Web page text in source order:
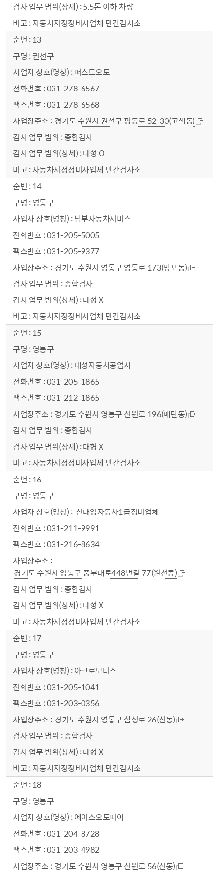
5.5톤 이하 차량
자동차지정정비사업체 민간검사소
13
권선구
퍼스트오토
031-278-6567
031-278-6568
경기도 수원시 권선구 평동로 52-30(고색동)
종합검사
대형 O
자동차지정정비사업체 민간검사소
14
영통구
남부자동차서비스
031-205-5005
031-205-9377
경기도 수원시 영통구 영통로 173(망포동)
종합검사
대형 X
자동차지정정비사업체 민간검사소
15
영통구
대성자동차공업사
031-205-1865
031-212-1865
경기도 수원시 영통구 신원로 196(매탄동)
종합검사
대형 X
자동차지정정비사업체 민간검사소
16
영통구
신대영자동차1급정비업체
031-211-9991
031-216-8634
경기도 수원시 영통구 중부대로448번길 77(원천동)
종합검사
대형 X
자동차지정정비사업체 민간검사소
17
영통구
아크로모터스
031-205-1041
031-203-0356
경기도 수원시 영통구 삼성로 26(신동)
종합검사
대형 X
자동차지정정비사업체 민간검사소
18
영통구
에이스오토피아
031-204-8728
031-203-4982
경기도 수원시 영통구 신원로 56(신동)